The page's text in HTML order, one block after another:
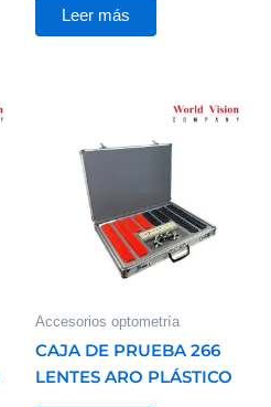
Leer más
Accesorios optometría
CAJA DE PRUEBA 266
LENTES ARO PLÁSTICO